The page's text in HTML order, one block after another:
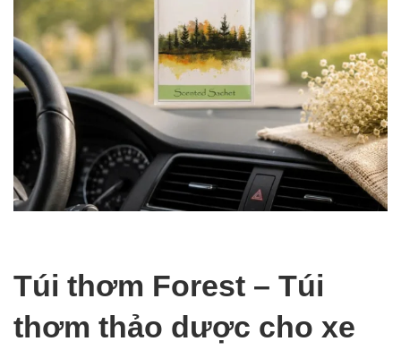
Túi thơm Forest – Túi
thơm thảo dược cho xe